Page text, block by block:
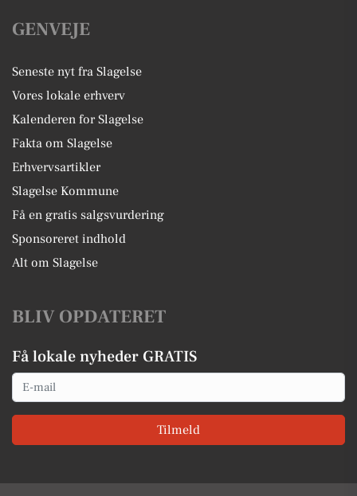
GENVEJE
Seneste nyt fra Slagelse
Vores lokale erhverv
Kalenderen for Slagelse
Fakta om Slagelse
Erhvervsartikler
Slagelse Kommune
Få en gratis salgsvurdering
Sponsoreret indhold
Alt om Slagelse
BLIV OPDATERET
Få lokale nyheder GRATIS
Email
Tilmeld